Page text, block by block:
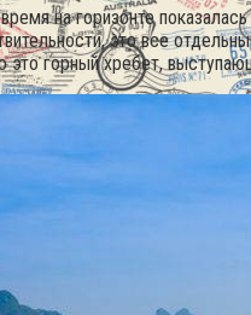
на горизонте
это все
это горный хребет,